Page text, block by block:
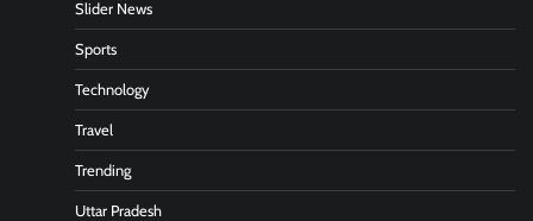
Slider News
Sports
Technology
Travel
Trending
Uttar Pradesh